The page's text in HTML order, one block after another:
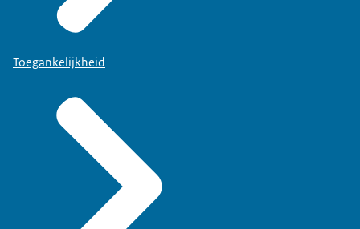
Toegankelijkheid